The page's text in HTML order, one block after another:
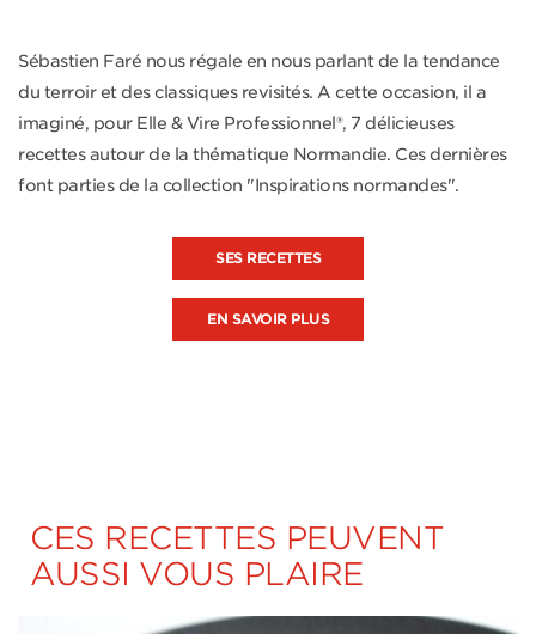
Sébastien Faré nous régale en nous parlant de la tendance
du terroir et des classiques revisités. A cette occasion, il a
imaginé, pour Elle & Vire Professionnel®, 7 délicieuses
recettes autour de la thématique Normandie. Ces dernières
font parties de la collection "Inspirations normandes".
SES RECETTES
EN SAVOIR PLUS
CES RECETTES PEUVENT
AUSSI VOUS PLAIRE